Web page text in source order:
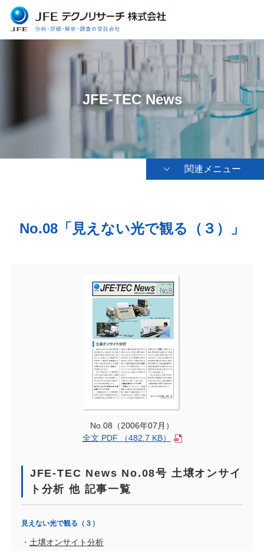
JFE-TEC News
関連メニュー
No.08「見えない光で観る（３）」
JFE-TEC News No.08号 土壌オンサイ
ト分析 他 記事一覧
見えない光で観る（３）
土壌オンサイト分析
No.08（2006年07月）
全文 PDF （482.7 KB）